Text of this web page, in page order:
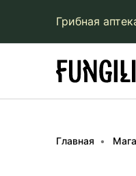
Грибная
Главная